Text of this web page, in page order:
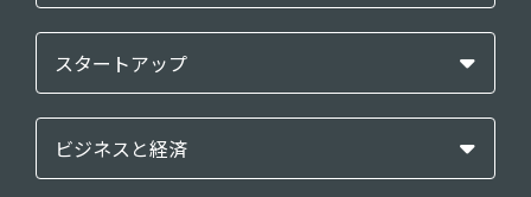
スタートアップ
ビジネスと経済